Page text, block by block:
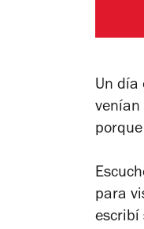
Un día
venían
para
escribí